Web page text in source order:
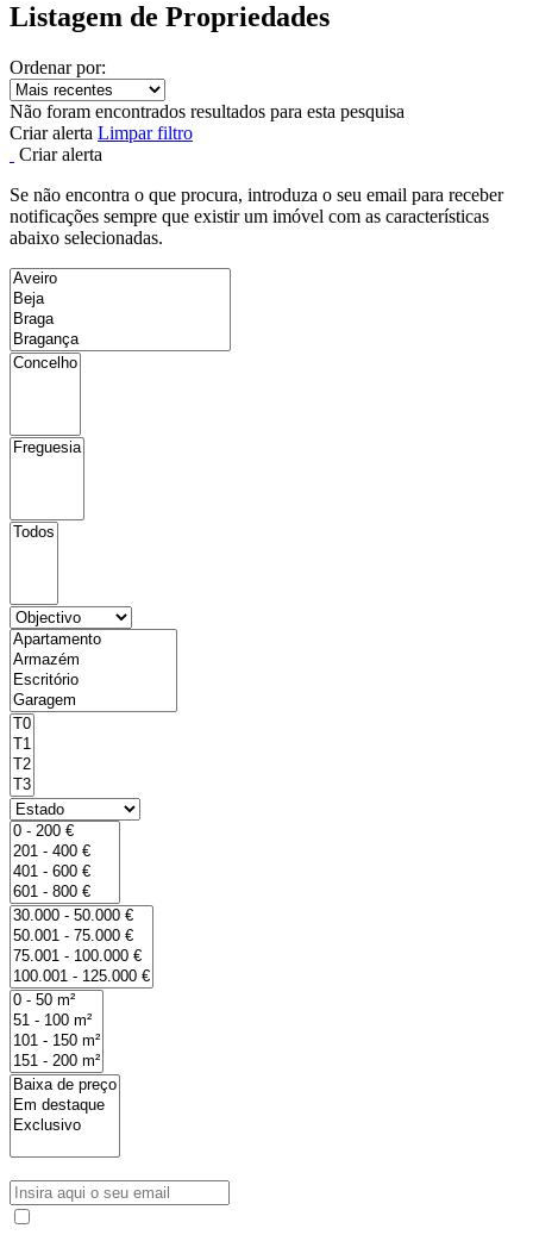
Listagem de Propriedades
Ordenar por:
Não foram encontrados resultados para esta pesquisa
Criar alerta Limpar filtro
Criar alerta
Se não encontra o que procura, introduza o seu email para receber
notificações sempre que existir um imóvel com as características
abaixo selecionadas.